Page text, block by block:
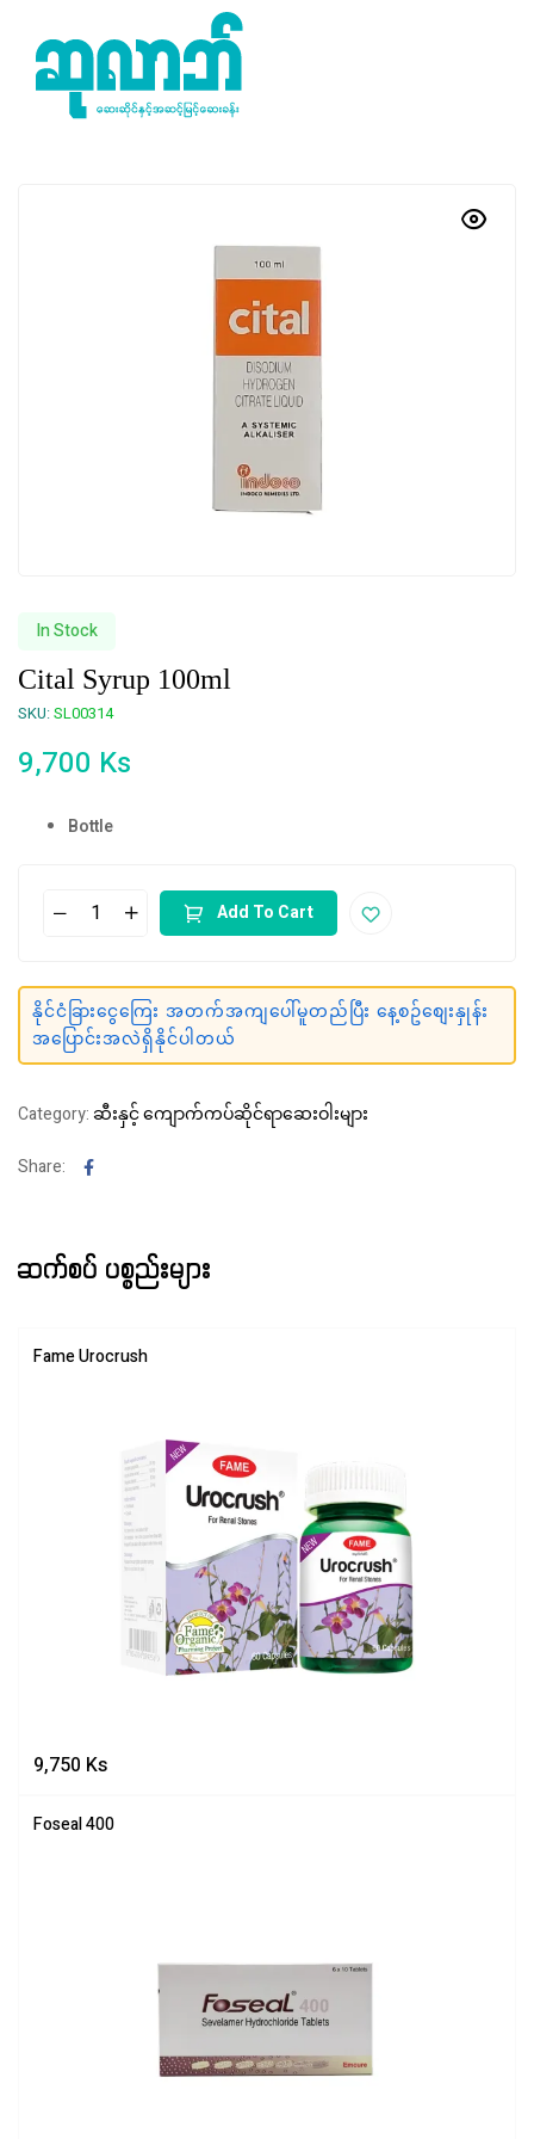
In Stock
Cital Syrup 100ml
SKU:SL00314
9,700 Ks
Bottle
Add To Cart
နိုင်ငံခြားငွေကြေး အတက်အကျပေါ်မူတည်ပြီး နေ့စဥ်စျေးနှုန်း
အပြောင်းအလဲရှိနိုင်ပါတယ်
Category:ဆီးနှင့် ကျောက်ကပ်ဆိုင်ရာဆေးဝါးများ
Share: Facebook
ဆက်စပ် ပစ္စည်းများ
Fame Urocrush
9,750 Ks
Foseal 400